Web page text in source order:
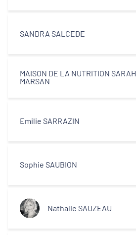
SANDRA SALCEDE
MAISON DE LA NUTRITION SARAH
MARSAN
Emilie SARRAZIN
Sophie SAUBION
Nathalie SAUZEAU